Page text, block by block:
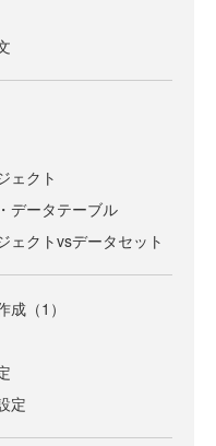
ェクト
データテーブル
ェクトvsデータセット
（1）
定